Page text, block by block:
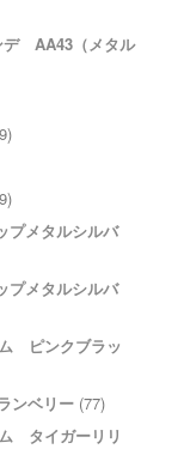
AA43（メタル
メタルシルバ
メタルシルバ
ピンクブラッ
ンベリー (77)
タイガーリリ